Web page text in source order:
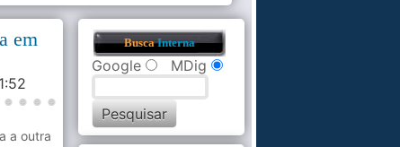
em
a outra
BuscaInterna
Google MDig